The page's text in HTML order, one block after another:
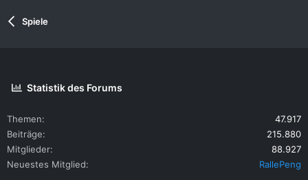
Spiele
Statistik des Forums
Themen
47.917
Beiträge
215.880
Mitglieder
88.927
Neuestes Mitglied
RallePeng